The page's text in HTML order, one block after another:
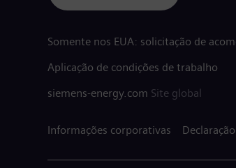
Somente nos EUA: solicitação de
Aplicação de condições de trabalho
siemens-energy.com Site global
Informações corporativas